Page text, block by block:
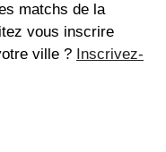
matchs de la
vous inscrire
ville ? Inscrivez-